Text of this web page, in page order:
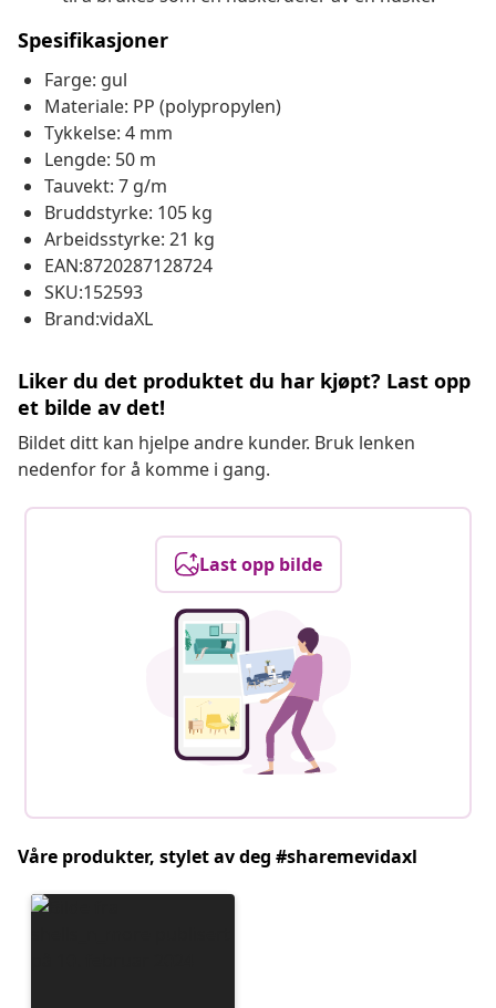
Spesifikasjoner
Farge: gul
Materiale: PP (polypropylen)
Tykkelse: 4 mm
Lengde: 50 m
Tauvekt: 7 g/m
Bruddstyrke: 105 kg
Arbeidsstyrke: 21 kg
EAN:8720287128724
SKU:152593
Brand:vidaXL
Liker du det produktet du har kjøpt? Last opp
et bilde av det!
Bildet ditt kan hjelpe andre kunder. Bruk lenken
nedenfor for å komme i gang.
Last opp bilde
Våre produkter, stylet av deg #sharemevidaxl